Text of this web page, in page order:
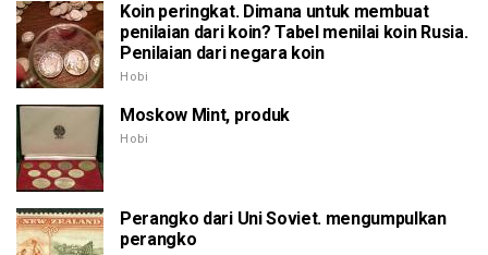
Koin peringkat. Dimana untuk membuat
penilaian dari koin? Tabel menilai koin Rusia.
Penilaian dari negara koin
Hobi
Moskow Mint, produk
Hobi
Perangko dari Uni Soviet. mengumpulkan
perangko